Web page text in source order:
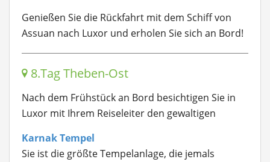
Genießen Sie die Rückfahrt mit dem Schiff von
Assuan nach Luxor und erholen Sie sich an Bord!
8.Tag Theben-Ost
Nach dem Frühstück an Bord besichtigen Sie in
Luxor mit Ihrem Reiseleiter den gewaltigen
Karnak Tempel
Sie ist die größte Tempelanlage, die jemals